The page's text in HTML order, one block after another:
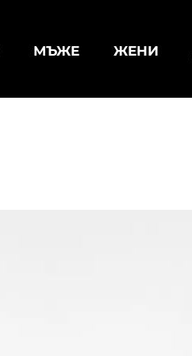
МЪЖЕ ЖЕНИ